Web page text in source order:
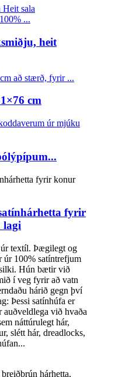
heit
cm
fyrir
lagi
textíl. Þægilegt og
100% satíntrefjum
Hún bætir við
í veg fyrir að vatn
hárið gegn því
Þessi satínhúfa er
auðveldlega við hvaða
náttúrulegt hár,
slétt hár, dreadlocks,